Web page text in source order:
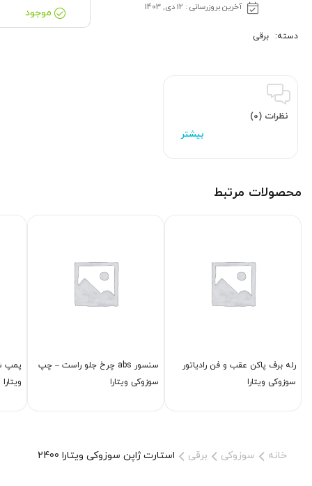
آخرین بروزرسانی : 12 دی, 1403 موجود
دسته: برقی
نظرات (0)
محصولات مرتبط
رله برف پاكن عقب و فن رادیاتور
سوزوکی ویتارا
سنسور abs چرخ جلو راست – چپ
سوزوکی ویتارا
پمپ
ویتارا
خانه سوزوکی برقی استارت ژاپن سوزوکی ویتارا 2400